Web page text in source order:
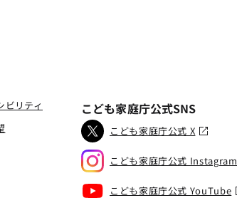
ビリティ
こども家庭庁公式SNS
こども家庭庁公式 X
こども家庭庁公式 Instagram
こども家庭庁公式 YouTube